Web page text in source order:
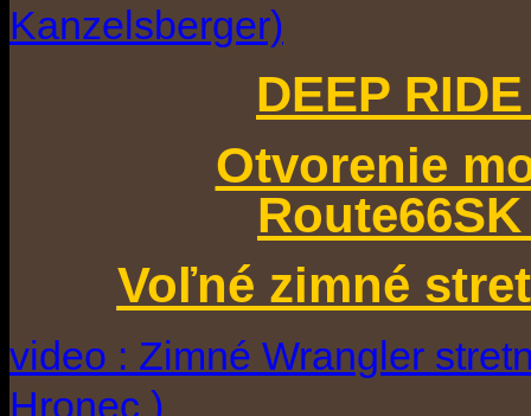
Kanzelsberger)
DEEP
Otvorenie
Voľné zimné
video : Zimné Wrangler
Hronec )